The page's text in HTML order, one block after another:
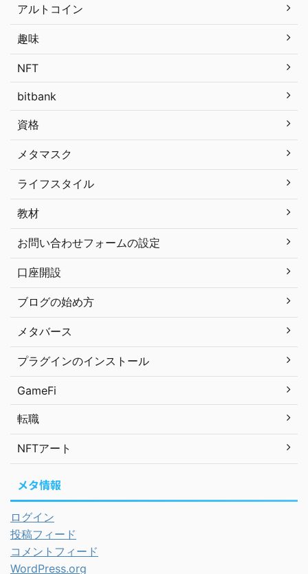
アルトコイン
趣味
NFT
bitbank
資格
メタマスク
ライフスタイル
教材
お問い合わせフォームの設定
口座開設
ブログの始め方
メタバース
プラグインのインストール
GameFi
転職
NFTアート
メタ情報
ログイン
投稿フィード
コメントフィード
WordPress.org